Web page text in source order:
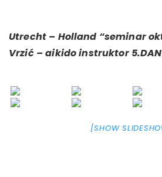
Utrecht – Holland “seminar
Vrzić – aikido instruktor
[SHOW